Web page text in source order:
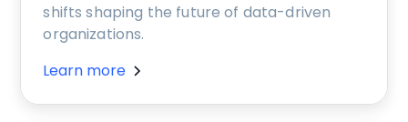
shifts shaping the future of data-driven
organizations.
Learn more